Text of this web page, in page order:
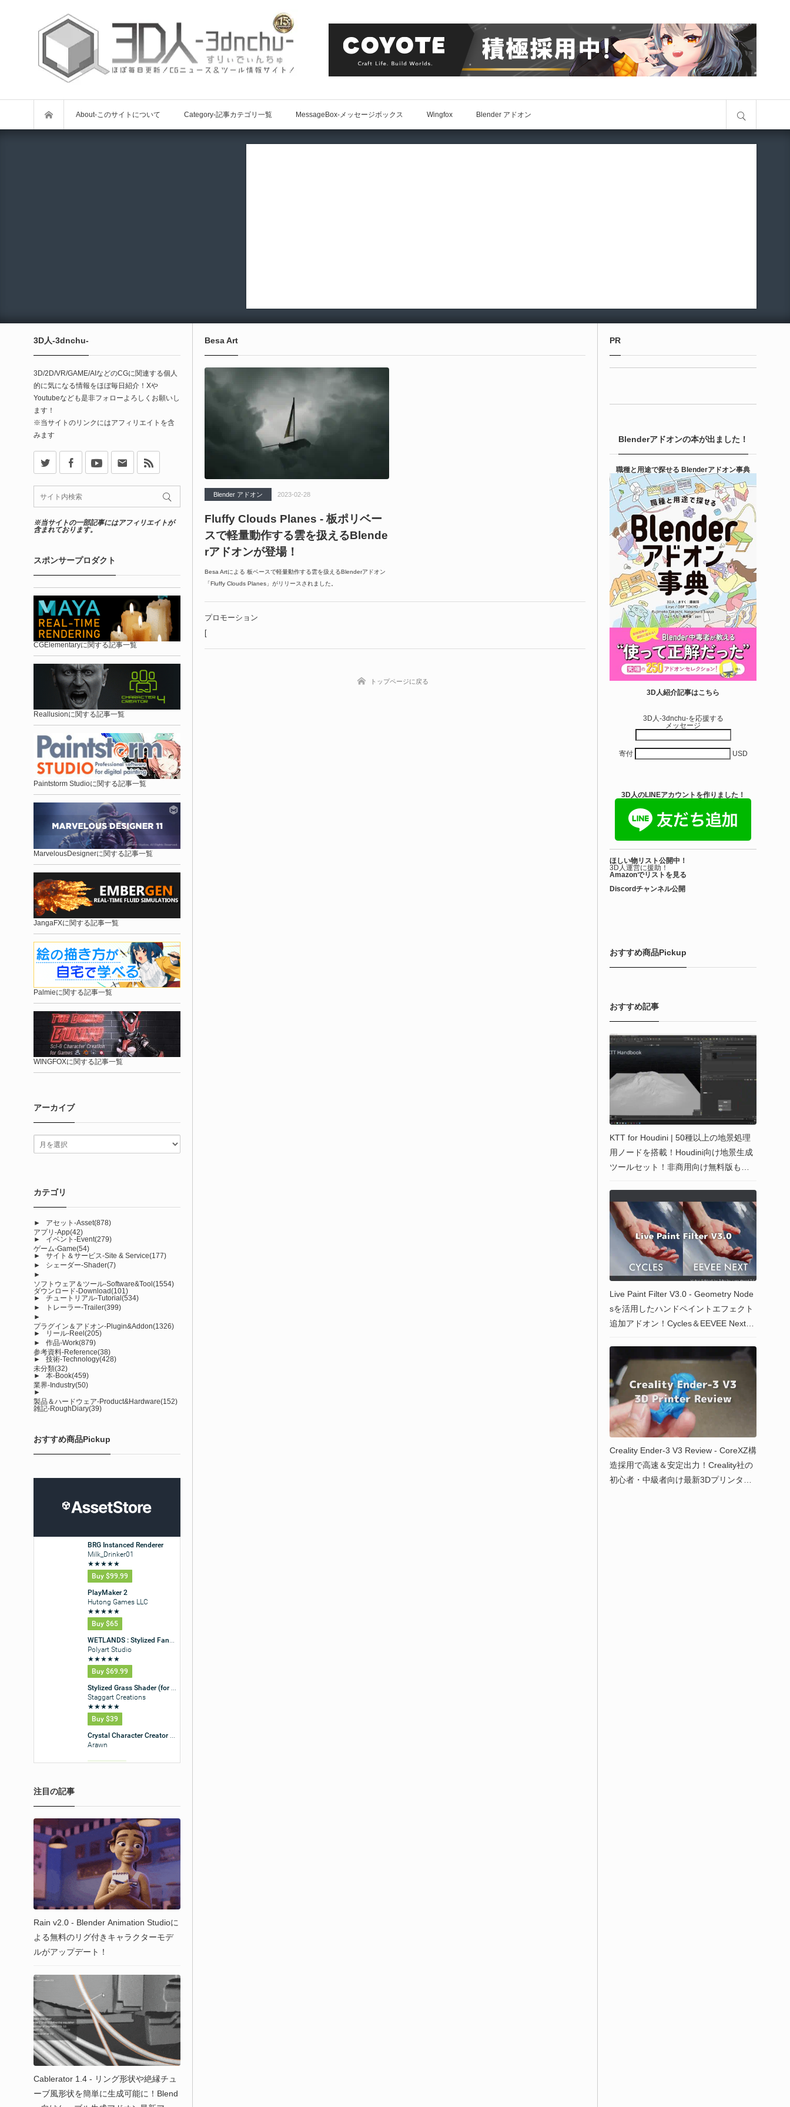
About-このサイトについて Category-記事カテゴリ一覧 MessageBox-メッセージボックス Wingfox Blender アドオン
Besa Art
Blender アドオン 2023-02-28
Fluffy Clouds Planes - 板ポリベー
スで軽量動作する雲を扱えるBlende
rアドオンが登場！
Besa Artによる 板ベースで軽量動作する雲を扱えるBlenderアドオン
「Fluffy Clouds Planes」がリリースされました。
プロモーション
[
トップページに戻る
3D人-3dnchu-
3D/2D/VR/GAME/AIなどのCGに関連する個人
的に気になる情報をほぼ毎日紹介！Xや
Youtubeなども是非フォローよろしくお願いし
ます！
※当サイトのリンクにはアフィリエイトを含
みます
※当サイトの一部記事にはアフィリエイトが
含まれております。
スポンサープロダクト
CGElementaryに関する記事一覧
Reallusionに関する記事一覧
Paintstorm Studioに関する記事一覧
MarvelousDesignerに関する記事一覧
JangaFXに関する記事一覧
Palmieに関する記事一覧
WINGFOXに関する記事一覧
アーカイブ
カテゴリ
► アセット-Asset(878)
アプリ-App(42)
►
イベント-Event(279)
ゲーム-Game(54)
►
サイト＆サービス-Site & Service(177)
►
シェーダー-Shader(7)
►
ソフトウェア＆ツール-Software&Tool(1554)
ダウンロード-Download(101)
►
チュートリアル-Tutorial(534)
►
トレーラー-Trailer(399)
►
プラグイン＆アドオン-Plugin&Addon(1326)
►
リール-Reel(205)
►
作品-Work(879)
参考資料-Reference(38)
►
技術-Technology(428)
未分類(32)
►
本-Book(459)
業界-Industry(50)
►
製品＆ハードウェア-Product&Hardware(152)
雑記-RoughDiary(39)
おすすめ商品Pickup
注目の記事
Rain v2.0 - Blender Animation Studioに
よる無料のリグ付きキャラクターモデ
ルがアップデート！
Cablerator 1.4 - リング形状や絶縁チュ
ーブ風形状を簡単に生成可能に！Blend
PR
Blenderアドオンの本が出ました！
職種と用途で探せる Blenderアドオン事典
3D人紹介記事はこちら
3D人-3dnchu-を応援する
メッセージ
寄付 USD
3D人のLINEアカウントを作りました！
ほしい物リスト公開中！
3D人運営に援助！
Amazonでリストを見る
Discordチャンネル公開
おすすめ商品Pickup
おすすめ記事
KTT for Houdini | 50種以上の地景処理
用ノードを搭載！Houdini向け地景生成
ツールセット！非商用向け無料版もあ
Live Paint Filter V3.0 - Geometry Node
sを活用したハンドペイントエフェクト
追加アドオン！Cycles＆EEVEE Nextに
Creality Ender-3 V3 Review - CoreXZ構
造採用で高速＆安定出力！Creality社の
初心者・中級者向け最新3Dプリンター